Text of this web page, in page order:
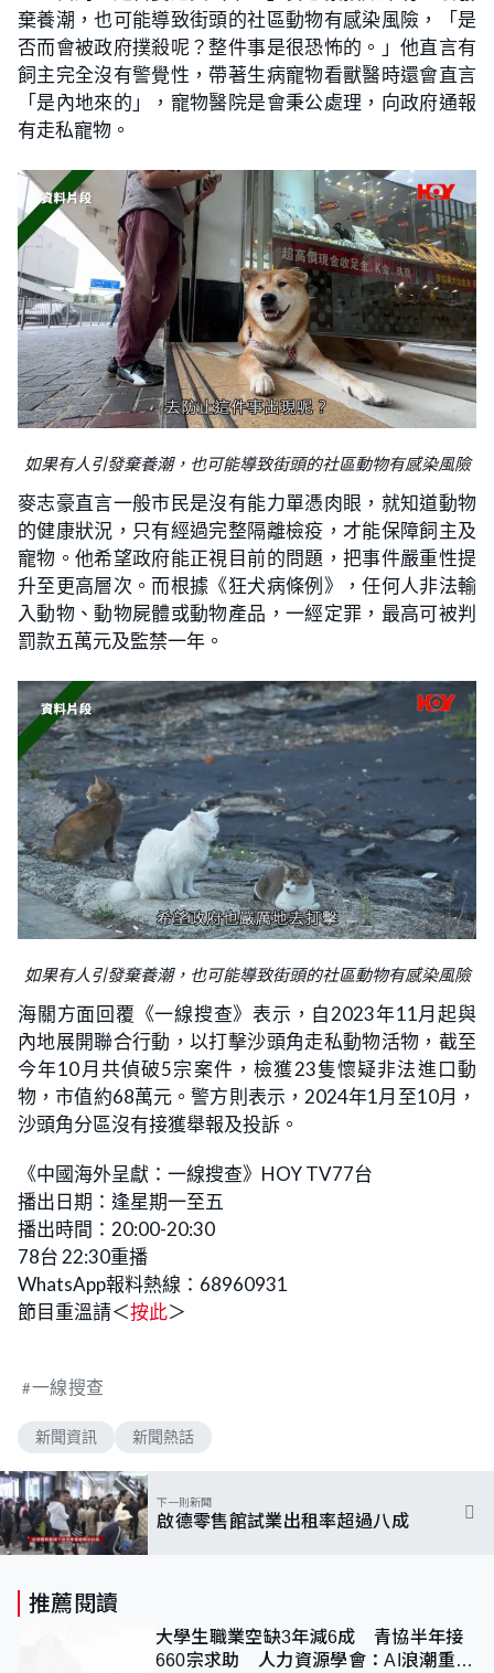
棄養潮，也可能導致街頭的社區動物有感染風險，「是
否而會被政府撲殺呢？整件事是很恐怖的。」他直言有
飼主完全沒有警覺性，帶著生病寵物看獸醫時還會直言
「是內地來的」，寵物醫院是會秉公處理，向政府通報
有走私寵物。
如果有人引發棄養潮，也可能導致街頭的社區動物有感染風險
麥志豪直言一般市民是沒有能力單憑肉眼，就知道動物
的健康狀況，只有經過完整隔離檢疫，才能保障飼主及
寵物。他希望政府能正視目前的問題，把事件嚴重性提
升至更高層次。而根據《狂犬病條例》，任何人非法輸
入動物、動物屍體或動物產品，一經定罪，最高可被判
罰款五萬元及監禁一年。
如果有人引發棄養潮，也可能導致街頭的社區動物有感染風險
海關方面回覆《一線搜查》表示，自2023年11月起與
內地展開聯合行動，以打擊沙頭角走私動物活物，截至
今年10月共偵破5宗案件，檢獲23隻懷疑非法進口動
物，市值約68萬元。警方則表示，2024年1月至10月，
沙頭角分區沒有接獲舉報及投訴。
《中國海外呈獻：一線搜查》HOY TV77台
播出日期：逢星期一至五
播出時間：20:00-20:30
78台 22:30重播
WhatsApp報料熱線：68960931
節目重溫請＜按此＞
一線搜查
新聞資訊 新聞熱話
下一則新聞
啟德零售館試業出租率超過八成
推薦閱讀
大學生職業空缺3年減6成 青協半年接
660宗求助 人力資源學會：AI浪潮重整